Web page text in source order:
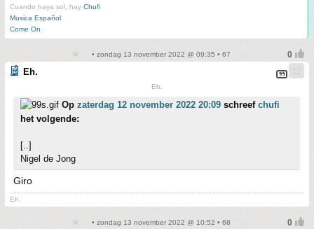
Cuando haya sol, hay Chufi
Musica Español
Come On
• zondag 13 november 2022 @ 09:35 • 67
Eh.
Eh.
Op zaterdag 12 november 2022 20:09 schreef chufi
het volgende:
[..]
Nigel de Jong
Giro
Eh.
• zondag 13 november 2022 @ 10:52 • 68